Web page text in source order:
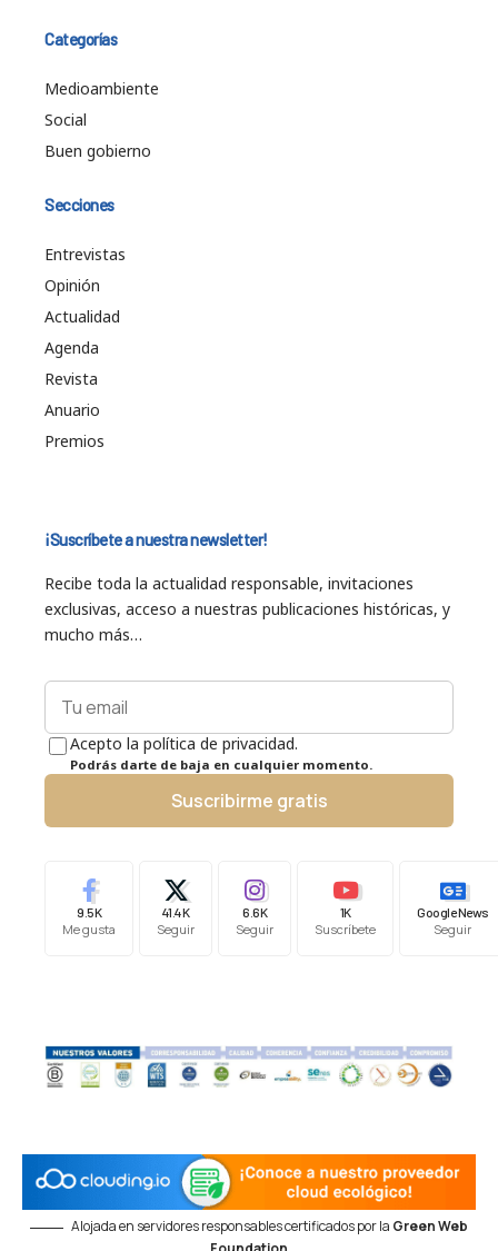
Categorías
Medioambiente
Social
Buen gobierno
Secciones
Entrevistas
Opinión
Actualidad
Agenda
Revista
Anuario
Premios
¡Suscríbete a nuestra newsletter!
Recibe toda la actualidad responsable, invitaciones
exclusivas, acceso a nuestras publicaciones históricas, y
mucho más…
Acepto la política de privacidad.
Podrás darte de baja en cualquier momento.
Suscribirme gratis
9.5K
Me gusta
41.4K
Seguir
6.6K
Seguir
1K
Suscríbete
Google News
Seguir
Alojada en servidores responsables certificados por la Green Web